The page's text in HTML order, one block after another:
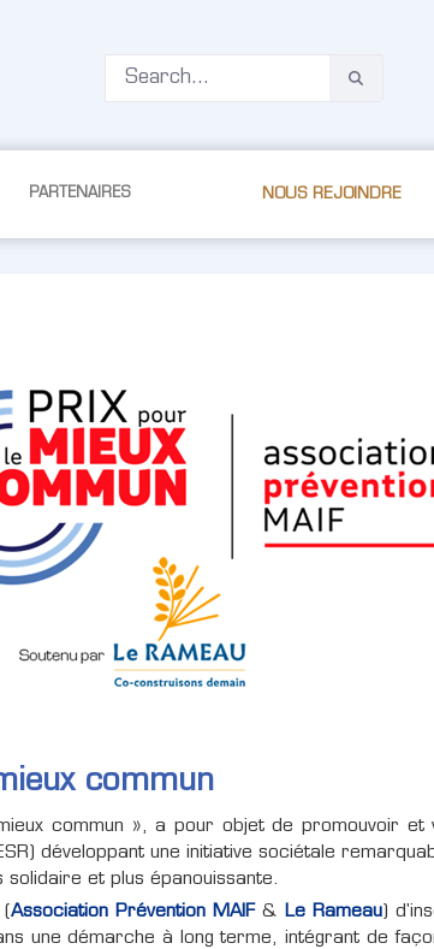
PARTENAIRES NOUS REJOINDRE
commun
commun », a pour objet de promouvoir et
développant une initiative sociétale
solidaire et plus épanouissante.
(Association Prévention MAIF& Le Rameau)
une démarche à long terme, intégrant de